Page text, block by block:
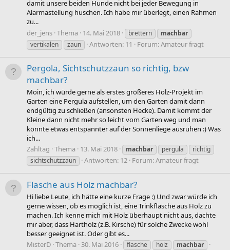
damit unsere beiden Hunde nicht bei jeder Bewegung in
Alarmastellung huschen. Ich habe mir überlegt, einen Rahmen
zu...
der_jens Thema 14. Mai 2018 brettern
machbar
vertikalen
zaun Antworten: 11 Forum:Amateur fragt
Pergola, Sichtschutzzaun so richtig, bzw
machbar?
Moin, ich würde gerne als erstes größeres Holz-Projekt im
Garten eine Pergula aufstellen, um den Garten damit dann
endgültig zu schließen (ansonsten Hecke). Damit kommt der
Kleine dann nicht mehr so leicht vom Garten weg und man
könnte etwas entspannter auf der Sonnenliege ausruhen :) Was
ich...
Zahltag Thema 13. Mai 2018 machbar pergula
richtig
sichtschutzzaun
Antworten: 12 Forum:Amateur fragt
Flasche aus Holz machbar?
Hi liebe Leute, ich hätte eine kurze Frage :) Und zwar würde ich
gerne wissen, ob es möglich ist, eine Trinkflasche aus Holz zu
machen. Ich kenne mich mit Holz überhaupt nicht aus, dachte
mir aber, dass Hartholz (z.B. Kirsche) für solche Zwecke wohl
besser geeignet ist. Oder gibt es...
MisterD Thema 30. Mai 2016 flasche holz machbar